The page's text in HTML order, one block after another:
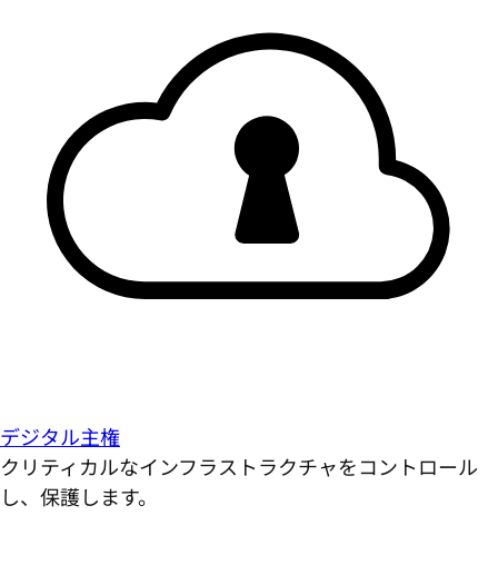
デジタル主権
クリティカルなインフラストラクチャをコントロール
し、保護します。